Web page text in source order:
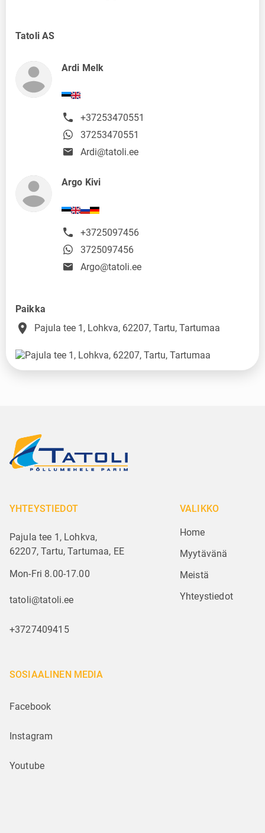
Tatoli AS
Ardi Melk
+37253470551
37253470551
Ardi@tatoli.ee
Argo Kivi
+3725097456
3725097456
Argo@tatoli.ee
Paikka
place Pajula tee 1, Lohkva, 62207, Tartu, Tartumaa
YHTEYSTIEDOT
Pajula tee 1, Lohkva,
62207, Tartu, Tartumaa, EE
Mon-Fri 8.00-17.00
tatoli@tatoli.ee
+3727409415
VALIKKO
Home
Myytävänä
Meistä
Yhteystiedot
SOSIAALINEN MEDIA
Facebook
Instagram
Youtube